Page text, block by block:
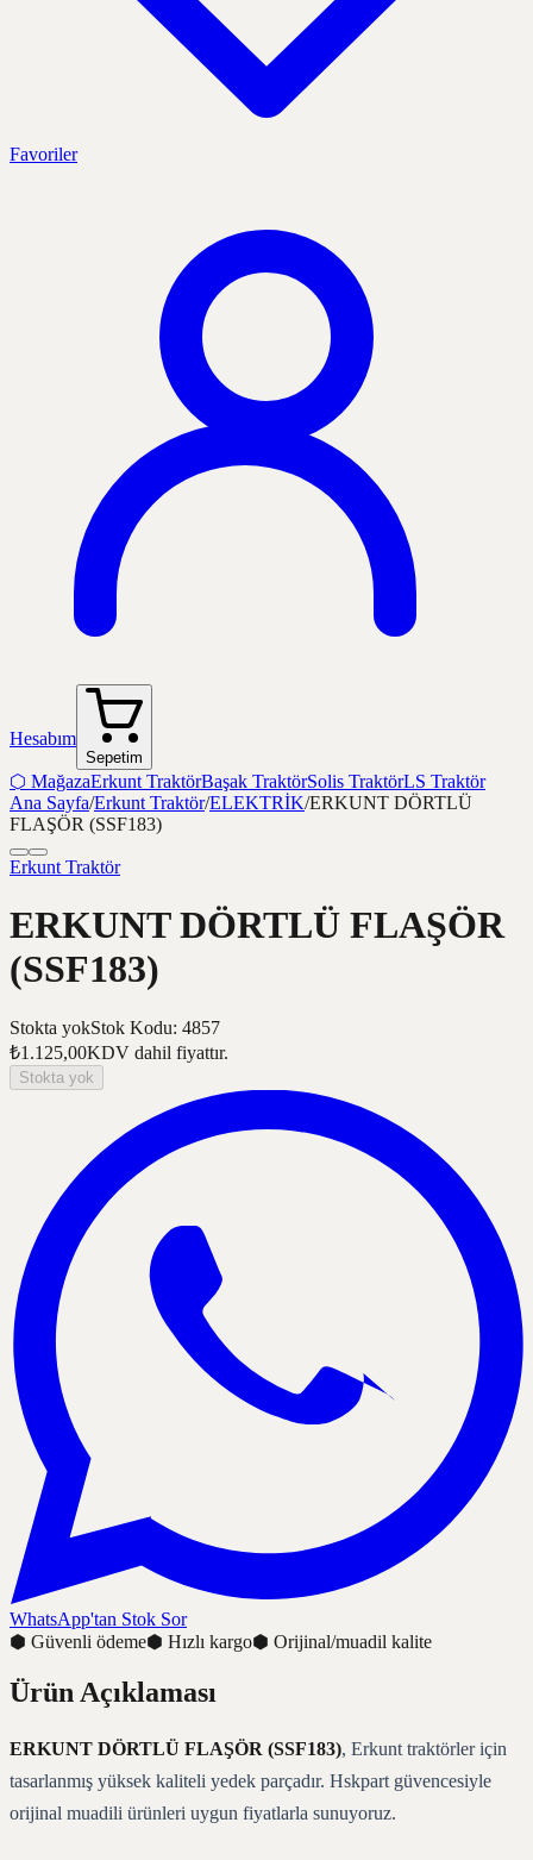
Favoriler
Hesabım
Sepetim
⬡ MağazaErkunt TraktörBaşak TraktörSolis TraktörLS Traktör
Ana Sayfa/Erkunt Traktör/ELEKTRİK/ERKUNT DÖRTLÜ
FLAŞÖR (SSF183)
Erkunt Traktör
ERKUNT DÖRTLÜ FLAŞÖR
(SSF183)
Stokta yokStok Kodu: 4857
₺1.125,00KDV dahil fiyattır.
Stokta yok
WhatsApp'tan Stok Sor
⬢ Güvenli ödeme⬢ Hızlı kargo⬢ Orijinal/muadil kalite
Ürün Açıklaması
ERKUNT DÖRTLÜ FLAŞÖR (SSF183), Erkunt traktörler için
tasarlanmış yüksek kaliteli yedek parçadır. Hskpart güvencesiyle
orijinal muadili ürünleri uygun fiyatlarla sunuyoruz.